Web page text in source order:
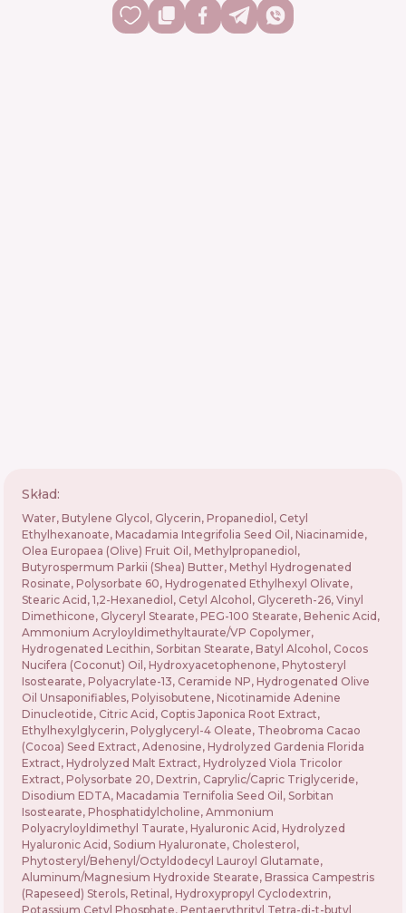
Skład:
Water, Butylene Glycol, Glycerin, Propanediol, Cetyl
Ethylhexanoate, Macadamia Integrifolia Seed Oil, Niacinamide,
Olea Europaea (Olive) Fruit Oil, Methylpropanediol,
Butyrospermum Parkii (Shea) Butter, Methyl Hydrogenated
Rosinate, Polysorbate 60, Hydrogenated Ethylhexyl Olivate,
Stearic Acid, 1,2-Hexanediol, Cetyl Alcohol, Glycereth-26, Vinyl
Dimethicone, Glyceryl Stearate, PEG-100 Stearate, Behenic Acid,
Ammonium Acryloyldimethyltaurate/VP Copolymer,
Hydrogenated Lecithin, Sorbitan Stearate, Batyl Alcohol, Cocos
Nucifera (Coconut) Oil, Hydroxyacetophenone, Phytosteryl
Isostearate, Polyacrylate-13, Ceramide NP, Hydrogenated Olive
Oil Unsaponifiables, Polyisobutene, Nicotinamide Adenine
Dinucleotide, Citric Acid, Coptis Japonica Root Extract,
Ethylhexylglycerin, Polyglyceryl-4 Oleate, Theobroma Cacao
(Cocoa) Seed Extract, Adenosine, Hydrolyzed Gardenia Florida
Extract, Hydrolyzed Malt Extract, Hydrolyzed Viola Tricolor
Extract, Polysorbate 20, Dextrin, Caprylic/Capric Triglyceride,
Disodium EDTA, Macadamia Ternifolia Seed Oil, Sorbitan
Isostearate, Phosphatidylcholine, Ammonium
Polyacryloyldimethyl Taurate, Hyaluronic Acid, Hydrolyzed
Hyaluronic Acid, Sodium Hyaluronate, Cholesterol,
Phytosteryl/Behenyl/Octyldodecyl Lauroyl Glutamate,
Aluminum/Magnesium Hydroxide Stearate, Brassica Campestris
(Rapeseed) Sterols, Retinal, Hydroxypropyl Cyclodextrin,
Potassium Cetyl Phosphate, Pentaerythrityl Tetra-di-t-butyl